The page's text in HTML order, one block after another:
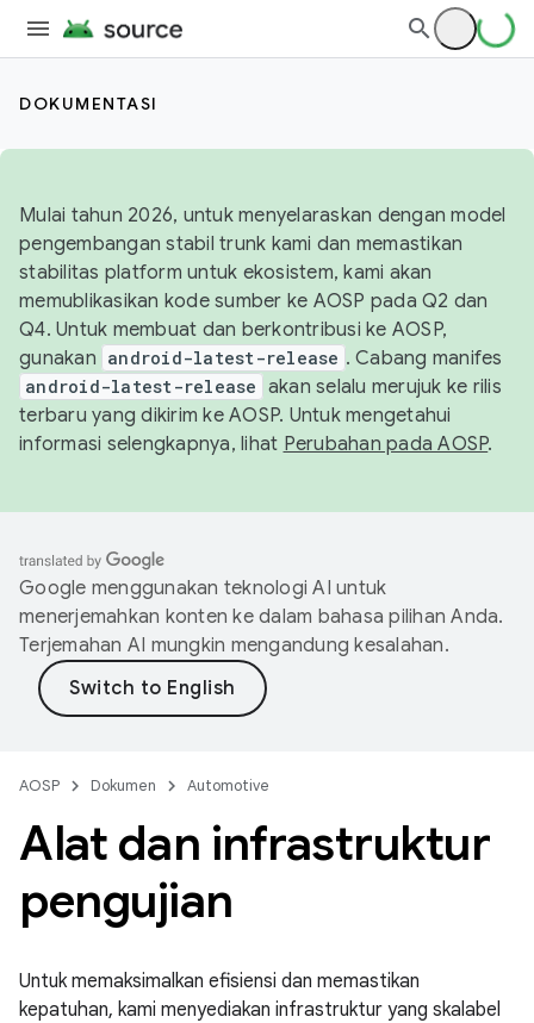
DOKUMENTASI
Mulai tahun 2026, untuk menyelaraskan dengan model
pengembangan stabil trunk kami dan memastikan
stabilitas platform untuk ekosistem, kami akan
memublikasikan kode sumber ke AOSP pada Q2 dan
Q4. Untuk membuat dan berkontribusi ke AOSP,
gunakan android-latest-release . Cabang manifes
android-latest-release akan selalu merujuk ke rilis
terbaru yang dikirim ke AOSP. Untuk mengetahui
informasi selengkapnya, lihat Perubahan pada AOSP.
Google menggunakan teknologi AI untuk
menerjemahkan konten ke dalam bahasa pilihan Anda.
Terjemahan AI mungkin mengandung kesalahan.
AOSP Dokumen Automotive
Alat dan infrastruktur
pengujian
Untuk memaksimalkan efisiensi dan memastikan
kepatuhan, kami menyediakan infrastruktur yang skalabel